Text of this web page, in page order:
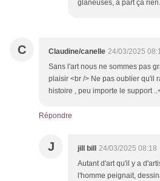
glaneuses, à part ça
C Claudine/canelle 24/03/2025
Sans l'art nous ne sommes pas
plaisir <br /> Ne pas oublier qu'il
histoire , peu importe le support
Répondre
J jill bill
24/03/2025 08:18
Autant d'art qu'il y a
l'homme peignait,